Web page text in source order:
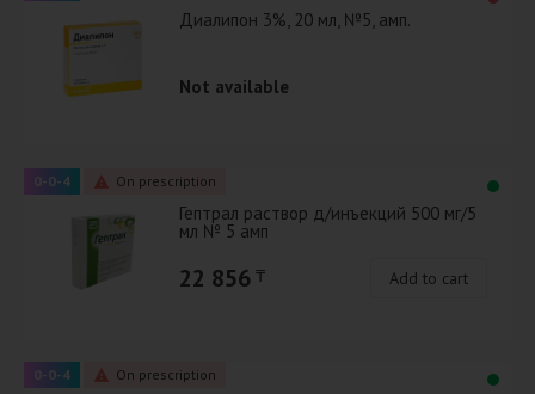
Диалипон 3%, 20 мл, №5, амп.
Not available
0-0-4 On prescription
Гептрал раствор д/инъекций 500 мг/5
мл № 5 амп
22 856 ₸ Add to cart
0-0-4 On prescription